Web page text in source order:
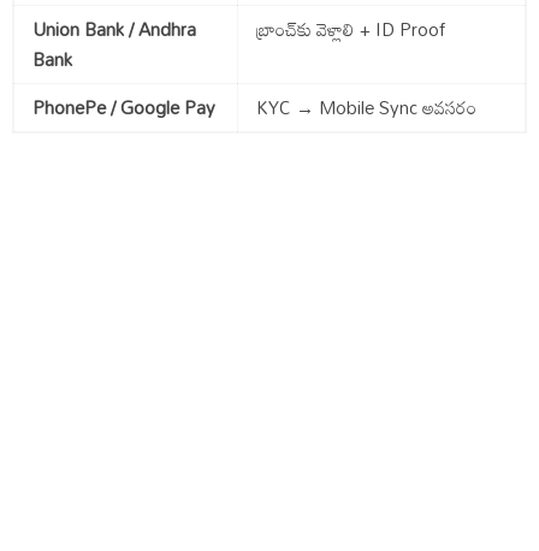
Union Bank / Andhra
Bank
బ్రాంచ్‌కు వెళ్లాలి + ID Proof
PhonePe / Google Pay KYC → Mobile Sync అవసరం